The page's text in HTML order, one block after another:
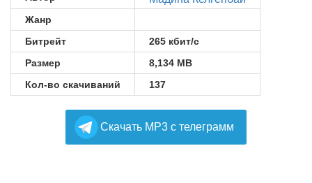
Жанр
Битрейт
265 кбит/с
Размер
8,134 MB
Кол-во скачиваний
137
Cкачать MP3 с телеграмм